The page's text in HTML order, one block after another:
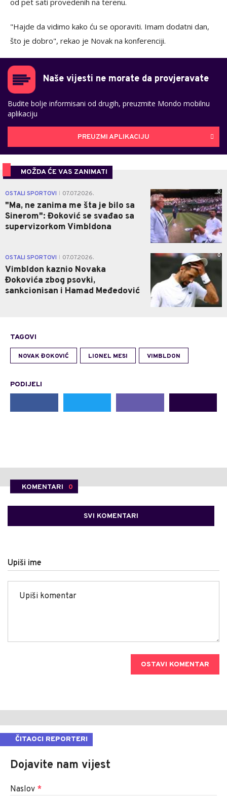
od pet sati provedenih na terenu.
"Hajde da vidimo kako ću se oporaviti. Imam dodatni dan,
što je dobro", rekao je Novak na konferenciji.
Naše vijesti ne morate da provjeravate
Budite bolje informisani od drugih, preuzmite Mondo mobilnu
aplikaciju
PREUZMI APLIKACIJU
MOŽDA ĆE VAS ZANIMATI
OSTALI SPORTOVI 07.07.2026.
"Ma, ne zanima me šta je bilo sa
Sinerom": Đoković se svađao sa
supervizorkom Vimbldona
0
OSTALI SPORTOVI 07.07.2026.
Vimbldon kaznio Novaka
Đokovića zbog psovki,
sankcionisan i Hamad Međedović
0
TAGOVI
NOVAK ĐOKOVIĆ LIONEL MESI VIMBLDON
PODIJELI
KOMENTARI 0
SVI KOMENTARI
Upiši ime
OSTAVI KOMENTAR
ČITAOCI REPORTERI
Dojavite nam vijest
Naslov *